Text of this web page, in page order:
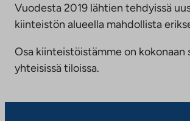
Vuodesta 2019 lähtien tehdyissä
kiinteistön alueella mahdollista
Osa kiinteistöistämme on
yhteisissä tiloissa.